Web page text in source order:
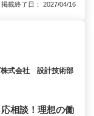
載終了日： 2027/04/16
株式会社 設計技術部
相談！理想の働